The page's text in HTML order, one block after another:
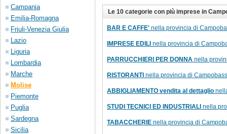
Campania
Emilia-Romagna
Friuli-Venezia Giulia
Lazio
Liguria
Lombardia
Marche
Molise
Piemonte
Puglia
Sardegna
Sicilia
Le 10 categorie con più imprese in
BAR E CAFFE' nella provincia di
IMPRESE EDILI nella provincia di
PARRUCCHIERI PER DONNA nella
RISTORANTI nella provincia di
ABBIGLIAMENTO vendita al dettaglio
STUDI TECNICI ED INDUSTRIALI nella
TABACCHERIE nella provincia di